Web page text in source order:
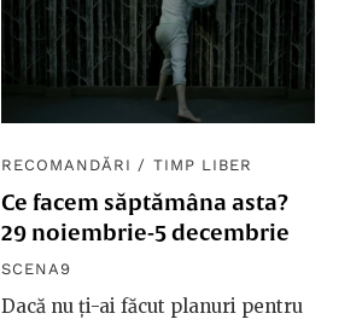
RECOMANDĂRI / TIMP LIBER
Ce facem săptămâna asta?
29 noiembrie-5 decembrie
SCENA9
Dacă nu ți-ai făcut planuri pentru